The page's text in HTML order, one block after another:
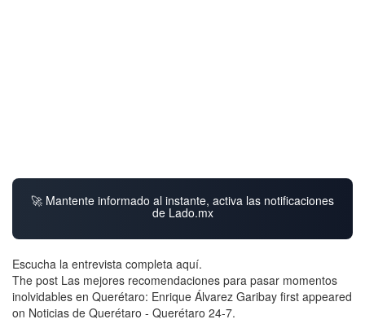
🚀 Mantente informado al instante, activa las notificaciones
de Lado.mx
Escucha la entrevista completa aquí.
The post Las mejores recomendaciones para pasar momentos
inolvidables en Querétaro: Enrique Álvarez Garibay first appeared
on Noticias de Querétaro - Querétaro 24-7.